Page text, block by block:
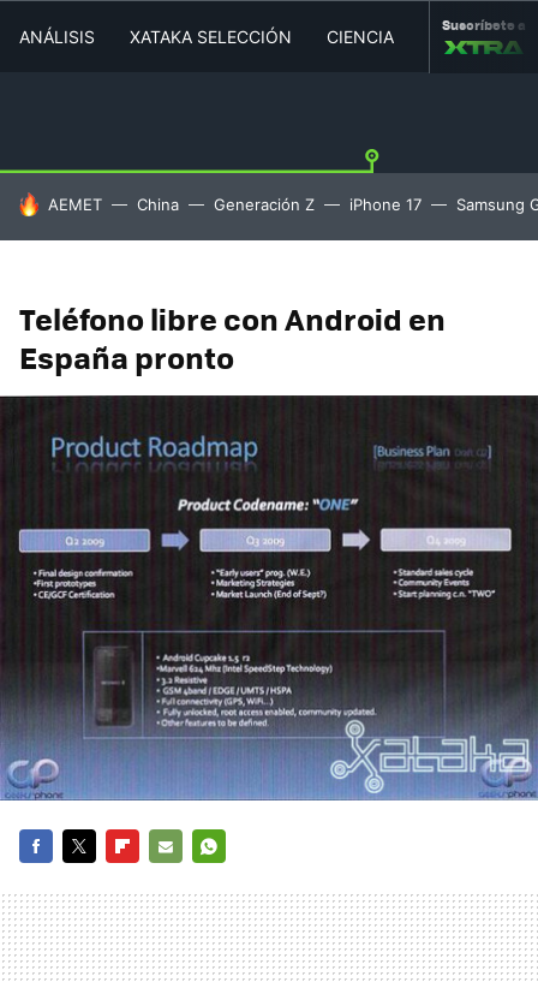
ANÁLISIS XATAKA SELECCIÓN CIENCIA MOVILIDAD
Suscríbete a
HOY SE HABLA DE
AEMET China Generación Z iPhone 17 Samsung
Teléfono libre con Android en
España pronto
MAIL